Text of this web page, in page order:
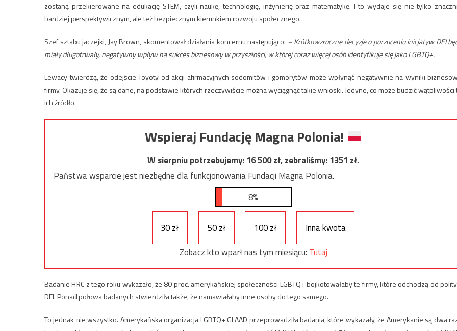
zostaną przekierowane na edukację STEM, czyli naukę, technologię, inżynierię oraz matematykę. I to wydaje się nie tylko
bardziej perspektywicznym, ale też bezpiecznym kierunkiem rozwoju społecznego.
Szef sztabu jaczejki, Jay Brown, skomentował działania koncernu następująco: – Krótkowzroczne decyzje o porzuceniu inicjatyw DEI
miały długotrwały, negatywny wpływ na sukces biznesowy w przyszłości, w której coraz więcej osób identyfikuje się jako LGBTQ+.
Lewacy twierdzą, że odejście Toyoty od akcji afirmacyjnych sodomitów i gomorytów może wpłynąć negatywnie na wyniki
firmy. Okazuje się, że są dane, na podstawie których rzeczywiście można wyciągnąć takie wnioski. Jedyne, co może budzić wątpliwości
ich źródło.
Wspieraj Fundację Magna Polonia!
W sierpniu potrzebujemy:16 500zł, zebraliśmy:1351 zł.
Państwa wsparcie jest niezbędne dla funkcjonowania Fundacji Magna Polonia.
8%
30 zł 50 zł 100 zł
Inna kwota
Zobacz kto wparł nas tym miesiącu: Tutaj
Badanie HRC z tego roku wykazało, że 80 proc. amerykańskiej społeczności LGBTQ+ bojkotowałaby te firmy, które odchodzą od
DEI. Ponad połowa badanych stwierdziła także, że namawiałaby inne osoby do tego samego.
To jednak nie wszystko. Amerykańska organizacja LGBTQ+ GLAAD przeprowadziła badania, które wykazały, że Amerykanie są dwa